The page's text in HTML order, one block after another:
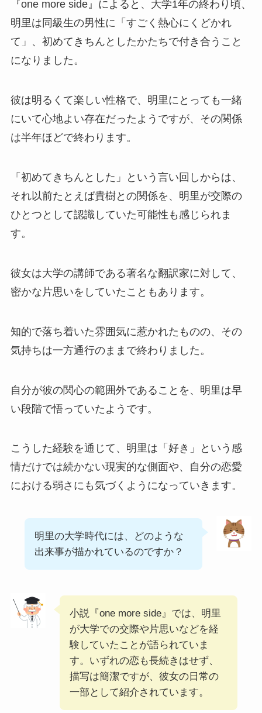
『one more side』によると、大学1年の終わり頃、
明里は同級生の男性に「すごく熱心にくどかれ
て」、初めてきちんとしたかたちで付き合うこと
になりました。
彼は明るくて楽しい性格で、明里にとっても一緒
にいて心地よい存在だったようですが、その関係
は半年ほどで終わります。
「初めてきちんとした」という言い回しからは、
それ以前たとえば貴樹との関係を、明里が交際の
ひとつとして認識していた可能性も感じられま
す。
彼女は大学の講師である著名な翻訳家に対して、
密かな片思いをしていたこともあります。
知的で落ち着いた雰囲気に惹かれたものの、その
気持ちは一方通行のままで終わりました。
自分が彼の関心の範囲外であることを、明里は早
い段階で悟っていたようです。
こうした経験を通じて、明里は「好き」という感
情だけでは続かない現実的な側面や、自分の恋愛
における弱さにも気づくようになっていきます。
明里の大学時代には、どのような
出来事が描かれているのですか？
小説『one more side』では、明里
が大学での交際や片思いなどを経
験していたことが語られていま
す。いずれの恋も長続きはせず、
描写は簡潔ですが、彼女の日常の
一部として紹介されています。